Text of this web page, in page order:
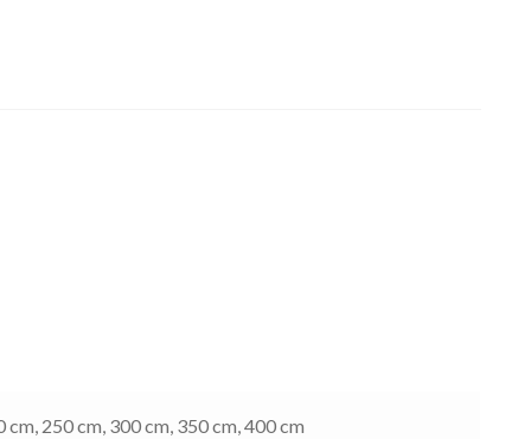
cm, 250 cm, 300 cm, 350 cm, 400 cm